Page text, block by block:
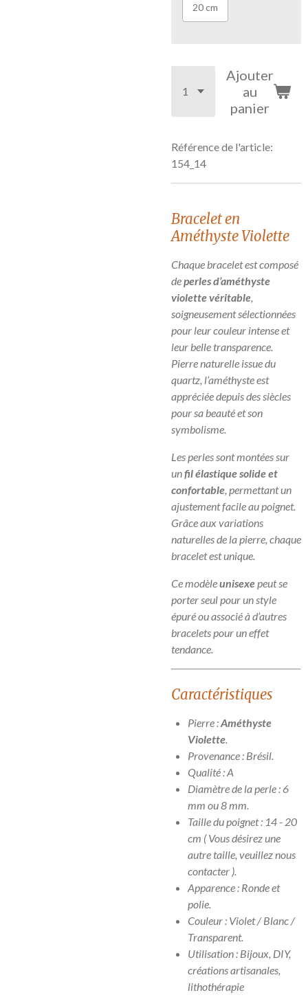
20 cm
Ajouter
au
panier
Référence de l'article:
154_14
Bracelet en
Améthyste Violette
Chaque bracelet est composé
deperles d’améthyste
violette véritable,
soigneusement sélectionnées
pour leur couleur intense et
leur belle transparence.
Pierre naturelle issue du
quartz, l’améthyste est
appréciée depuis des siècles
pour sa beauté et son
symbolisme.
Les perles sont montées sur
unfil élastique solide et
confortable, permettant un
ajustement facile au poignet.
Grâce aux variations
naturelles de la pierre, chaque
bracelet est unique.
Ce modèleunisexepeut se
porter seul pour un style
épuré ou associé à d’autres
bracelets pour un effet
tendance.
Caractéristiques
Pierre :Améthyste
Violette.
Provenance : Brésil.
Qualité : A
Diamètre de la perle : 6
mm ou 8 mm.
Taille du poignet : 14 - 20
cm ( Vous désirez une
autre taille, veuillez nous
contacter ).
Apparence : Ronde et
polie.
Couleur : Violet / Blanc /
Transparent.
Utilisation : Bijoux, DIY,
créations artisanales,
lithothérapie